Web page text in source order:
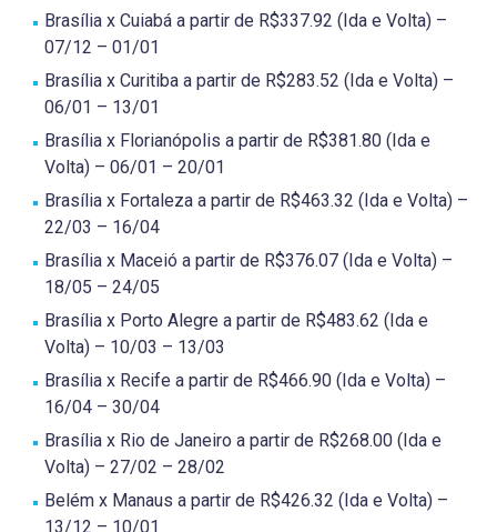
Brasília x Cuiabá a partir de R$337.92 (Ida e Volta) –
07/12 – 01/01
Brasília x Curitiba a partir de R$283.52 (Ida e Volta) –
06/01 – 13/01
Brasília x Florianópolis a partir de R$381.80 (Ida e
Volta) – 06/01 – 20/01
Brasília x Fortaleza a partir de R$463.32 (Ida e Volta) –
22/03 – 16/04
Brasília x Maceió a partir de R$376.07 (Ida e Volta) –
18/05 – 24/05
Brasília x Porto Alegre a partir de R$483.62 (Ida e
Volta) – 10/03 – 13/03
Brasília x Recife a partir de R$466.90 (Ida e Volta) –
16/04 – 30/04
Brasília x Rio de Janeiro a partir de R$268.00 (Ida e
Volta) – 27/02 – 28/02
Belém x Manaus a partir de R$426.32 (Ida e Volta) –
13/12 – 10/01